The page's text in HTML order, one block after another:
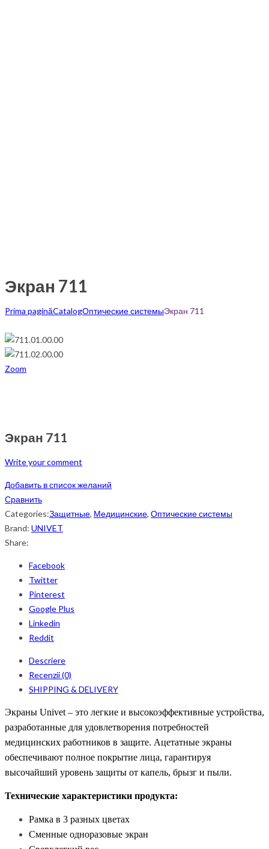
Экран 711
Prima paginăCatalogОптические системыЭкран 711
Zoom
Экран 711
Write your comment
Добавить в список желаний
Сравнить
Categories:Защитные, Медицинские, Оптические системы
Brand: UNIVET
Share:
Facebook
Twitter
Pinterest
Google Plus
Linkedin
Reddit
Descriere
Recenzii (0)
SHIPPING & DELIVERY
Экраны Univet – это легкие и высокоэффективные устройства,
разработанные для удовлетворения потребностей
медицинских работников в защите. Ацетатные экраны
обеспечивают полное покрытие лица, гарантируя
высочайший уровень защиты от капель, брызг и пыли.
Технические характеристики продукта:
Рамка в 3 разных цветах
Сменные одноразовые экран